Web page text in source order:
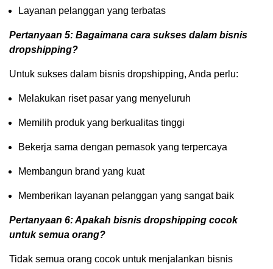
Layanan pelanggan yang terbatas
Pertanyaan 5: Bagaimana cara sukses dalam bisnis
dropshipping?
Untuk sukses dalam bisnis dropshipping, Anda perlu:
Melakukan riset pasar yang menyeluruh
Memilih produk yang berkualitas tinggi
Bekerja sama dengan pemasok yang terpercaya
Membangun brand yang kuat
Memberikan layanan pelanggan yang sangat baik
Pertanyaan 6: Apakah bisnis dropshipping cocok
untuk semua orang?
Tidak semua orang cocok untuk menjalankan bisnis